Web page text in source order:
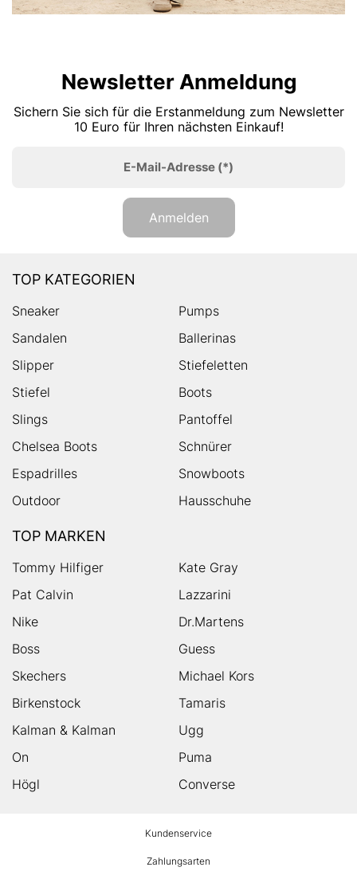
Newsletter Anmeldung
Sichern Sie sich für die Erstanmeldung zum Newsletter
10 Euro für Ihren nächsten Einkauf!
E-Mail-Adresse (*)
Anmelden
TOP KATEGORIEN
Sneaker
Pumps
Sandalen
Ballerinas
Slipper
Stiefeletten
Stiefel
Boots
Slings
Pantoffel
Chelsea Boots
Schnürer
Espadrilles
Snowboots
Outdoor
Hausschuhe
TOP MARKEN
Tommy Hilfiger
Kate Gray
Pat Calvin
Lazzarini
Nike
Dr.Martens
Boss
Guess
Skechers
Michael Kors
Birkenstock
Tamaris
Kalman & Kalman
Ugg
On
Puma
Högl
Converse
Kundenservice
Zahlungsarten